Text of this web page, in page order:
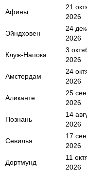
Афины
21
2026
Эйндховен
24
2026
Клуж-Напока
3
2026
Амстердам
24
2026
Аликанте
25
2026
Познань
14
2026
Севилья
17
2026
Дортмунд
11
2026